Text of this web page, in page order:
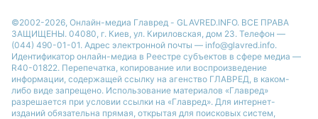
©2002-2026, Онлайн-медиа Главред - GLAVRED.INFO. ВСЕ ПРАВА
ЗАЩИЩЕНЫ. 04080, г. Киев, ул. Кириловская, дом 23. Телефон —
(044) 490-01-01. Адрес электронной почты — info@glavred.info.
Идентификатор онлайн-медиа в Реестре cубъектов в сфере медиа —
R40-01822. Перепечатка, копирование или воспроизведение
информации, содержащей ссылку на агенство ГЛАВРЕД, в каком-
либо виде запрещено. Использование материалов «Главред»
разрешается при условии ссылки на «Главред». Для интернет-
изданий обязательна прямая, открытая для поисковых систем,